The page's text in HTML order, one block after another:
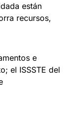
están
recursos,
e
el ISSSTE del